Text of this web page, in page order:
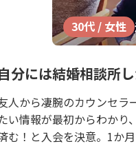
30代 / 女性
分には結婚相談所
人から凄腕のカウンセラ
い情報が最初からわかり
む！と入会を決意。1か